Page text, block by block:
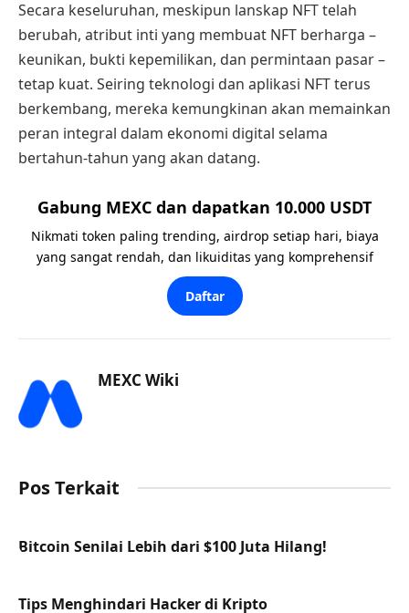
Secara keseluruhan, meskipun lanskap NFT telah
berubah, atribut inti yang membuat NFT berharga –
keunikan, bukti kepemilikan, dan permintaan pasar –
tetap kuat. Seiring teknologi dan aplikasi NFT terus
berkembang, mereka kemungkinan akan memainkan
peran integral dalam ekonomi digital selama
bertahun-tahun yang akan datang.
Gabung MEXC dan dapatkan 10.000 USDT
Nikmati token paling trending, airdrop setiap hari, biaya
yang sangat rendah, dan likuiditas yang komprehensif
Daftar
MEXC Wiki
Pos Terkait
Bitcoin Senilai Lebih dari $100 Juta Hilang!
Tips Menghindari Hacker di Kripto